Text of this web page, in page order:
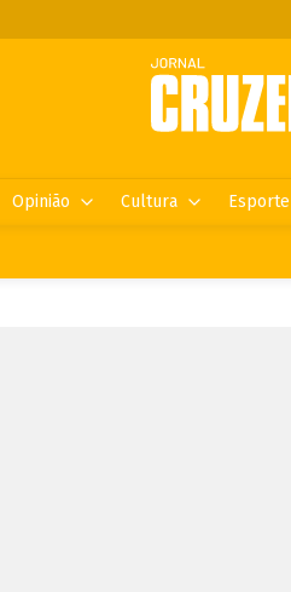
Opinião Cultura Esporte